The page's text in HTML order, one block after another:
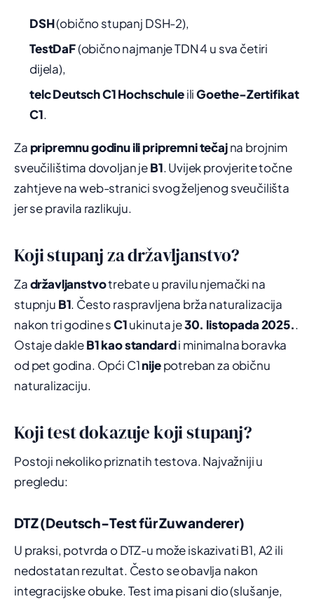
DSH(obično stupanj DSH-2),
TestDaF(obično najmanje TDN 4 u sva četiri
dijela),
telc Deutsch C1 HochschuleiliGoethe-Zertifikat
C1.
Za pripremnu godinu ili pripremni tečajna brojnim
sveučilištima dovoljan jeB1. Uvijek provjerite točne
zahtjeve na web-stranici svog željenog sveučilišta
jer se pravila razlikuju.
Koji stupanj za državljanstvo?
Zadržavljanstvotrebate u pravilu njemački na
stupnju B1. Često raspravljena brža naturalizacija
nakon tri godine sC1ukinuta je30. listopada 2025..
Ostaje dakleB1 kao standardi minimalna boravka
od pet godina. Opći C1nijepotreban za običnu
naturalizaciju.
Koji test dokazuje koji stupanj?
Postoji nekoliko priznatih testova. Najvažniji u
pregledu:
DTZ (Deutsch-Test für Zuwanderer)
U praksi, potvrda o DTZ-u može iskazivati B1, A2 ili
nedostatan rezultat. Često se obavlja nakon
integracijske obuke. Test ima pisani dio (slušanje,